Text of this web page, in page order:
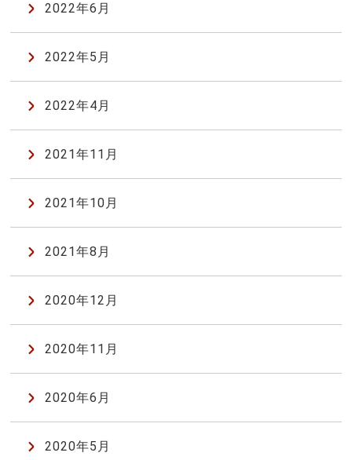
2022年6月
2022年5月
2022年4月
2021年11月
2021年10月
2021年8月
2020年12月
2020年11月
2020年6月
2020年5月